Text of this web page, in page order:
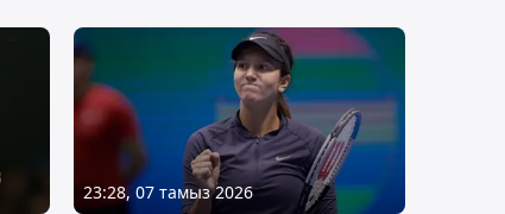
23:28, 07 тамыз 2026